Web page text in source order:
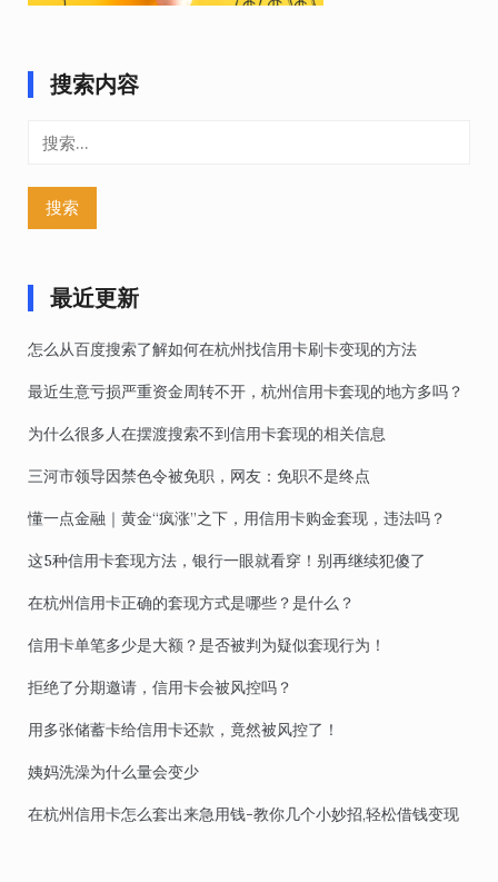
搜索内容
最近更新
怎么从百度搜索了解如何在杭州找信用卡刷卡变现的方法
最近生意亏损严重资金周转不开，杭州信用卡套现的地方多吗？
为什么很多人在摆渡搜索不到信用卡套现的相关信息
三河市领导因禁色令被免职，网友：免职不是终点
懂一点金融｜黄金“疯涨”之下，用信用卡购金套现，违法吗？
这5种信用卡套现方法，银行一眼就看穿！别再继续犯傻了
在杭州信用卡正确的套现方式是哪些？是什么？
信用卡单笔多少是大额？是否被判为疑似套现行为！
拒绝了分期邀请，信用卡会被风控吗？
用多张储蓄卡给信用卡还款，竟然被风控了！
姨妈洗澡为什么量会变少
在杭州信用卡怎么套出来急用钱-教你几个小妙招,轻松借钱变现